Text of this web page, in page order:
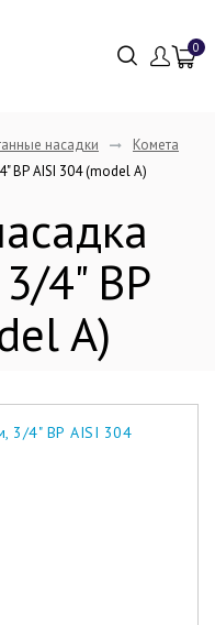
0
насадки
Комета
ВР AISI 304 (model A)
4" ВР
A)